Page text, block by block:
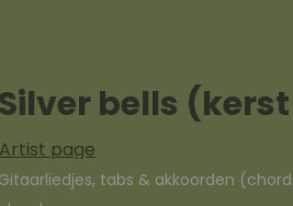
Silver bells
Artist page
Gitaarliedjes, tabs & akkoorden